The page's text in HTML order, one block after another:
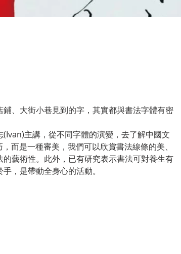
、大街小巷見到的字，其實都與書法字體有密
主講，從不同字體的演變，去了解中國文
而是一種審美，我們可以欣賞書法線條的美、
藝術性。此外，已有研究表示書法可對養生有
，是帶動全身心的活動。